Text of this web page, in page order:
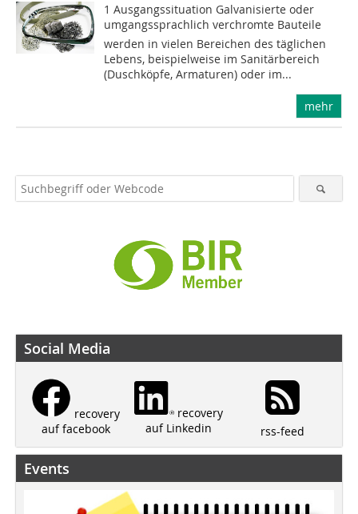
1 Ausgangssituation Galvanisierte oder
umgangssprachlich verchromte Bauteile
werden in vielen Bereichen des täglichen
Lebens, beispielweise im Sanitärbereich
(Duschköpfe, Armaturen) oder im...
mehr
Social Media
recovery
auf facebook
recovery
auf Linkedin
rss-feed
Events